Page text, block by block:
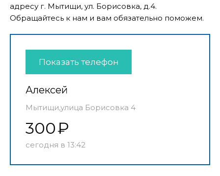
адресу г. Мытищи, ул. Борисовка, д.4.
Обращайтесь к нам и вам обязательно поможем.
Показать телефон
Алексей
Мытищи,улица Борисовка 4
300
сегодня в 13:42